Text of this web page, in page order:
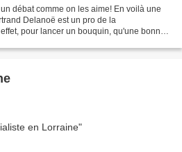
débat comme on les aime! En voilà une
Delanoë est un pro de la
pour lancer un bouquin, qu'une bonne